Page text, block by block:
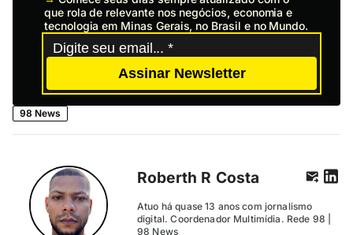
que rola de relevante nos negócios, economia e
tecnologia em Minas Gerais, no Brasil e no Mundo.
Assinar Newsletter
98 News
Roberth R Costa
Atuo há quase 13 anos com jornalismo
digital. Coordenador Multimídia. Rede 98 |
98 News